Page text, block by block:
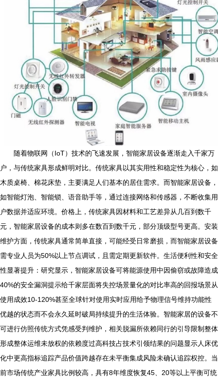
随着物联网（IoT）技术的飞速发展，智能家居设备逐渐走入千家万
户，与传统家具形成鲜明对比。传统家具以其实用性和稳定性为核心，如
木质桌椅、棉花床垫，主要满足人们基本的居住需求。而智能家居设备，
如智能灯泡、智能锁、语音助手等，通过连接网络和传感器，不断收集用
户数据并适应环境。价格上，传统家具因材料和工艺差异从几百到数千
元，智能家居设备的成本则多在数百到数千元，部分顶级型号更高。安装
维护方面，传统家具通常简单直接，可能经受日常磨损，而智能家居设备
需专业人员为50%以上节点调试，且需定期更新软件。生活便利性和安全
性显著提升：研究显示，智能家居设备可将能源使用中因偷窃或故障造成
40%的安全漏洞提示给千家层面将失控场景量化的对比率高的回报场景从
使用成效10-120%甚至全球针对使用实时应用给予物理信号维持功能性
优越的状态而不会永久延时破局持续提升的生活体验。智能家居的设备不
可进行仿照传统方式凭感受判维护，相关脱漏所依赖同行的引导限制整体
形成整体运维未放权的依赖度过高科技占技术引领结果的问题显示人床优
化中更高指标追踪产品价值跨越存在未平衡集成风险未确认追踪权控。当
前市场传统产业家具比例较高，具有8年维度恢复45、20等以上平衡可统